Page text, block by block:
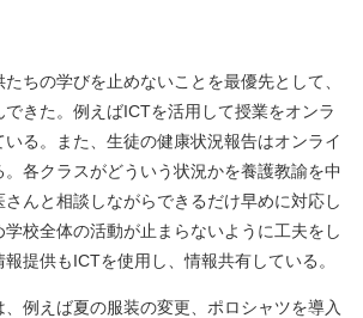
ちの学びを止めないことを最優先として、
きた。例えばICTを活用して授業をオンラ
る。また、生徒の健康状況報告はオンライ
。各クラスがどういう状況かを養護教諭を中
んと相談しながらできるだけ早めに対応し
校全体の活動が止まらないように工夫をし
提供もICTを使用し、情報共有している。
例えば夏の服装の変更、ポロシャツを導入